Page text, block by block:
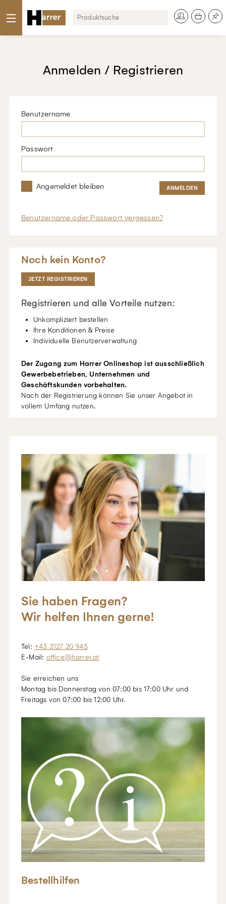
Anmelden / Registrieren
Benutzername
Passwort
Angemeldet bleiben
Benutzername oder Passwort vergessen?
Noch kein Konto?
JETZT REGISTRIEREN
Registrieren und alle Vorteile nutzen:
Unkompliziert bestellen
Ihre Konditionen & Preise
Individuelle Benutzerverwaltung
Der Zugang zum Harrer Onlineshop ist ausschließlich
Gewerbebetrieben, Unternehmen und
Geschäftskunden vorbehalten.
Nach der Registrierung können Sie unser Angebot in
vollem Umfang nutzen.
Sie haben Fragen?
Wir helfen Ihnen gerne!
Tel: +43 3127 20 945
E-Mail: office@harrer.at
Sie erreichen uns
Montag bis Donnerstag von 07:00 bis 17:00 Uhr und
Freitags von 07:00 bis 12:00 Uhr.
Bestellhilfen